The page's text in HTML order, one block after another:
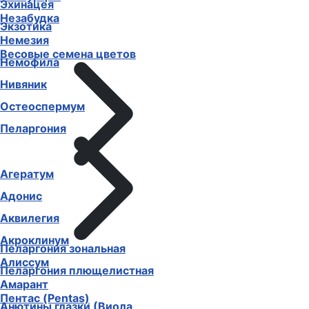
Незабудка
Немезия
Немофила
Нивяник
Остеоспермум
Пеларгония
Пеларгония зональная
Пеларгония плющелистная
Пентас (Pentas)
Эхинацея
Экзотика
Весовые семена цветов
Агератум
Адонис
Аквилегия
Акроклинум
Алиссум
Амарант
Анютины глазки (Виола